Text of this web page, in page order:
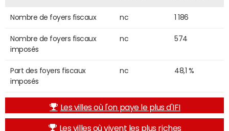
Nombre de foyers fiscaux nc 1 186
Nombre de foyers fiscaux
imposés
nc 574
Part des foyers fiscaux
imposés
nc 48,1 %
Les villes où l'on paye le plus d'IFI
Les villes où vivent les plus riches